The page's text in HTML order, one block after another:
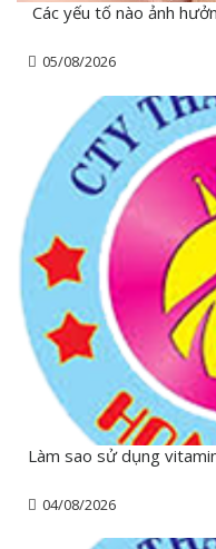
Các yếu tố nào ảnh
05/08/2026
Làm sao sử dụng
04/08/2026